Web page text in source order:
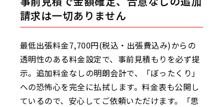
請求は一切ありません
最低出張料金7,700円(税込・出張費込み)からの
透明性のある料金設定で、事前見積もりを必ず提
示。追加料金なしの明朗会計で、「ぼったくり」
への恐怖心を完全に払拭します。料金表も公開し
ているので、安心してご依頼いただけます。「思